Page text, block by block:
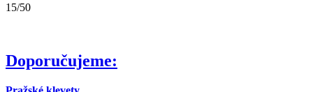
15/50
Doporučujeme: